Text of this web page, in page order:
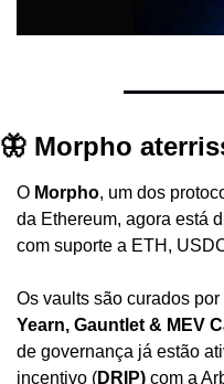
🦋 Morpho
O Morpho, um dos
da Ethereum, agora está
com suporte a ETH,
Os vaults são curados
Yearn, Gauntlet & MEV
de governança já estão
incentivo (DRIP) com a